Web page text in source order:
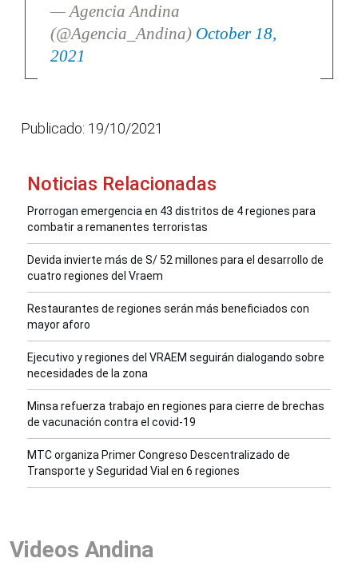
— Agencia Andina
(@Agencia_Andina) October 18,
2021
Publicado: 19/10/2021
Noticias Relacionadas
Prorrogan emergencia en 43 distritos de 4 regiones para
combatir a remanentes terroristas
Devida invierte más de S/ 52 millones para el desarrollo de
cuatro regiones del Vraem
Restaurantes de regiones serán más beneficiados con
mayor aforo
Ejecutivo y regiones del VRAEM seguirán dialogando sobre
necesidades de la zona
Minsa refuerza trabajo en regiones para cierre de brechas
de vacunación contra el covid-19
MTC organiza Primer Congreso Descentralizado de
Transporte y Seguridad Vial en 6 regiones
Videos Andina